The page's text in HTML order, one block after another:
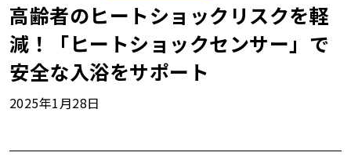
高齢者のヒートショックリスクを軽
減！「ヒートショックセンサー」で
安全な入浴をサポート
2025年1月28日